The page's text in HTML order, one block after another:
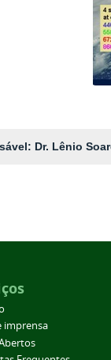
Dr. Lênio
imprensa